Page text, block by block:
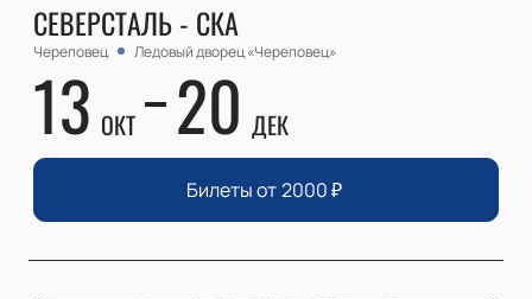
СЕВЕРСТАЛЬ - СКА
Череповец Ледовый дворец «Череповец»
13 ОКТ 20 ДЕК
Билеты от 2000₽